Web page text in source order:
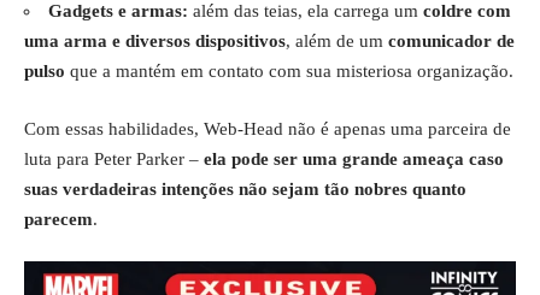
Gadgets e armas: além das teias, ela carrega um coldre com
uma arma e diversos dispositivos, além de um comunicador de
pulso que a mantém em contato com sua misteriosa organização.
Com essas habilidades, Web-Head não é apenas uma parceira de
luta para Peter Parker – ela pode ser uma grande ameaça caso
suas verdadeiras intenções não sejam tão nobres quanto
parecem.